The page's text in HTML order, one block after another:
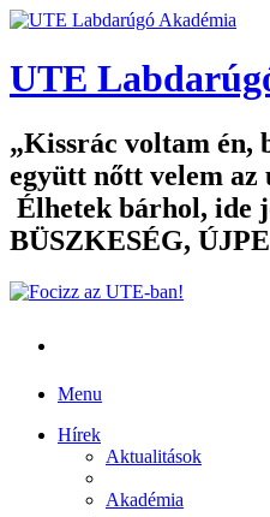
UTE
Kissrác voltam én,
együtt nőtt velem az
Élhetek bárhol, ide
BÜSZKESÉG,
Menu
Hírek
Aktualitások
Akadémia